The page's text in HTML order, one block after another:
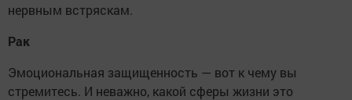
нервным встряскам.
Рак
Эмоциональная защищенность — вот к чему вы
стремитесь. И неважно, какой сферы жизни это